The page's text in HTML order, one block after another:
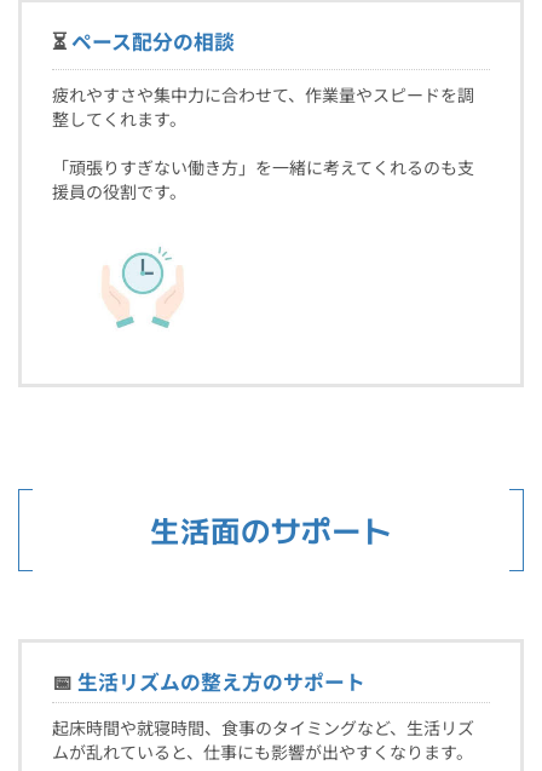
⏳ペース配分の相談
疲れやすさや集中力に合わせて、作業量やスピードを調
整してくれます。
「頑張りすぎない働き方」を一緒に考えてくれるのも支
援員の役割です。
生活面のサポート
📅 生活リズムの整え方のサポート
起床時間や就寝時間、食事のタイミングなど、生活リズ
ムが乱れていると、仕事にも影響が出やすくなります。